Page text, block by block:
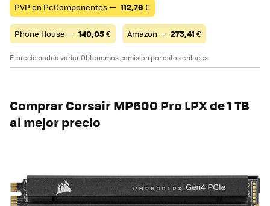
PVP en PcComponentes — 112,76 €
Phone House — 140,05€ Amazon — 273,41 €
El precio podría variar. Obtenemos comisión por estos enlaces
Comprar Corsair MP600 Pro LPX de 1 TB
al mejor precio